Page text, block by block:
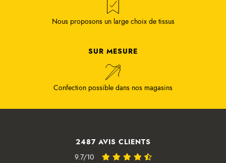
Nous proposons un large choix de tissus
SUR MESURE
Confection possible dans nos magasins
2487 AVIS CLIENTS
9.7/10